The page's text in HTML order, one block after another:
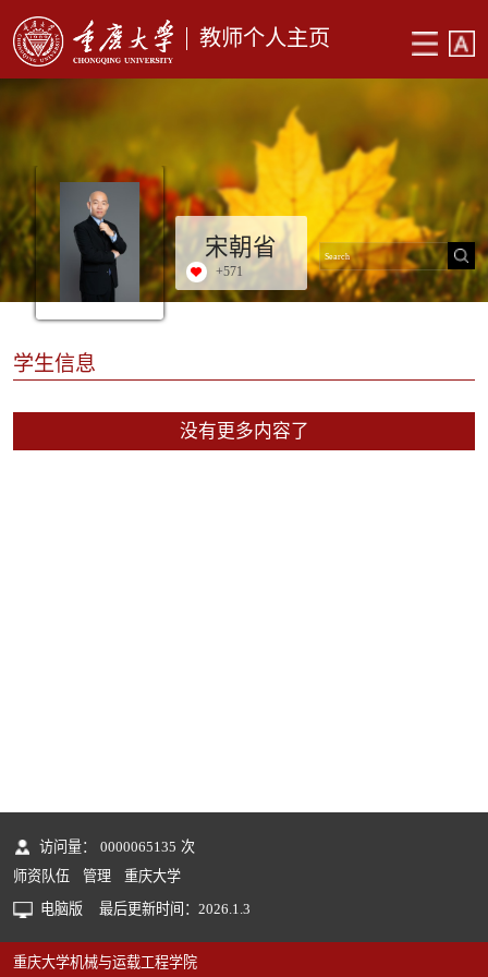
教师个人主页
宋朝省
+571
学生信息
没有更多内容了
访问量： 0000065135 次
师资队伍
管理
重庆大学
电脑版
最后更新时间： 2026 1 3
重庆大学机械与运载工程学院